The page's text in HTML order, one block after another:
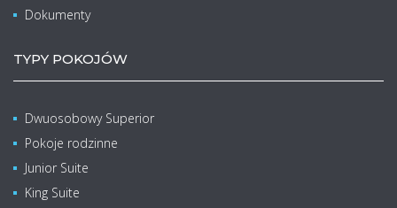
Dokumenty
TYPY POKOJÓW
Dwuosobowy Superior
Pokoje rodzinne
Junior Suite
King Suite